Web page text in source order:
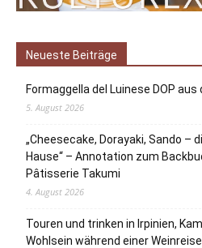
Neueste Beiträge
Formaggella del Luinese DOP
5. August 2026
„Cheesecake, Dorayaki, Sando –
Hause“ – Annotation zum
Pâtisserie Takumi
4. August 2026
Touren und trinken in Irpinien,
Wohlsein während einer